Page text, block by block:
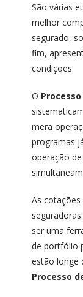
São várias
melhor
segurado,
fim,
condições.
O
mera
programas
operação
As
ser uma
de portfólio
estão longe
Processo